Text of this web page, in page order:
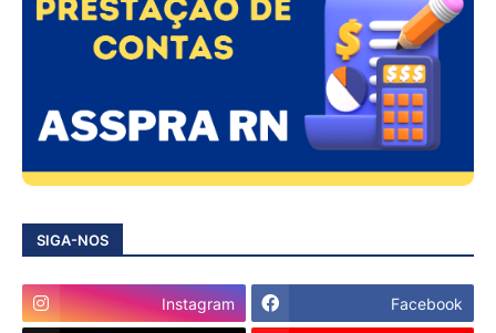
SIGA-NOS
Instagram Facebook